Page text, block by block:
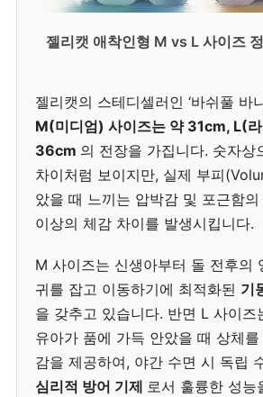
젤리캣 애착인형 M vs L 사이즈
젤리캣의 스테디셀러인 ‘바쉬풀 바
M(미디엄) 사이즈는 약 31cm, L(
36cm 의 전장을 가집니다. 숫자상
차이처럼 보이지만, 실제 부피
았을 때 느끼는 압박감 및 포근함의
이상의 체감 차이를 발생시킵니다.
M 사이즈는 신생아부터 돌 전후의
귀를 잡고 이동하기에 최적화된 기
을 갖추고 있습니다. 반면 L 사이즈
유아가 품에 가득 안았을 때 상체
감을 제공하여, 야간 수면 시 독립
심리적 방어 기제 로서 훌륭한 성능